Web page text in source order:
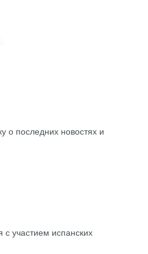
о последних новостях и
с участием испанских